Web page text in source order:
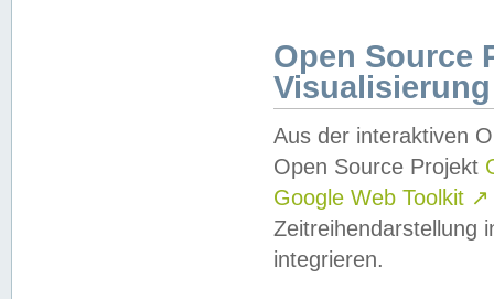
Open Source
Visualisierung
Aus der interaktiven
Open Source Projekt
Google Web Toolkit ↗
Zeitreihendarstellung
integrieren.